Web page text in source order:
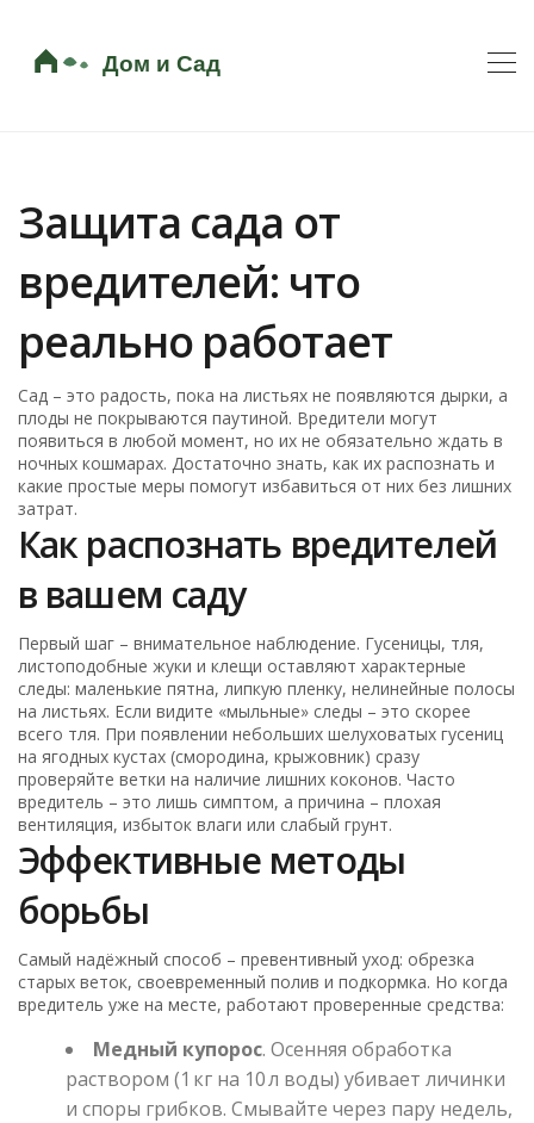
Защита сада от
вредителей: что
реально работает
Сад – это радость, пока на листьях не появляются дырки, а
плоды не покрываются паутиной. Вредители могут
появиться в любой момент, но их не обязательно ждать в
ночных кошмарах. Достаточно знать, как их распознать и
какие простые меры помогут избавиться от них без лишних
затрат.
Как распознать вредителей
в вашем саду
Первый шаг – внимательное наблюдение. Гусеницы, тля,
листоподобные жуки и клещи оставляют характерные
следы: маленькие пятна, липкую пленку, нелинейные полосы
на листьях. Если видите «мыльные» следы – это скорее
всего тля. При появлении небольших шелуховатых гусениц
на ягодных кустах (смородина, крыжовник) сразу
проверяйте ветки на наличие лишних коконов. Часто
вредитель – это лишь симптом, а причина – плохая
вентиляция, избыток влаги или слабый грунт.
Эффективные методы
борьбы
Самый надёжный способ – превентивный уход: обрезка
старых веток, своевременный полив и подкормка. Но когда
вредитель уже на месте, работают проверенные средства:
Медный купорос. Осенняя обработка
раствором (1 кг на 10 л воды) убивает личинки
и споры грибков. Смывайте через пару недель,